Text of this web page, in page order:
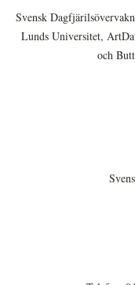
Svensk
Lunds Universitet,
och